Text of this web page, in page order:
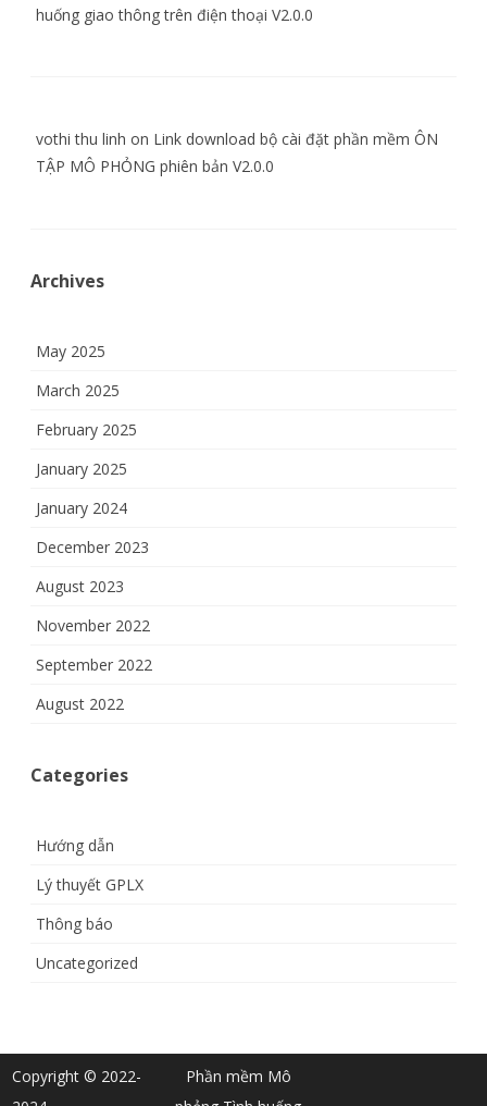
huống giao thông trên điện thoại V2.0.0
vothi thu linh on Link download bộ cài đặt phần mềm ÔN
TẬP MÔ PHỎNG phiên bản V2.0.0
Archives
May 2025
March 2025
February 2025
January 2025
January 2024
December 2023
August 2023
November 2022
September 2022
August 2022
Categories
Hướng dẫn
Lý thuyết GPLX
Thông báo
Uncategorized
Copyright © 2022-
Phần mềm Mô